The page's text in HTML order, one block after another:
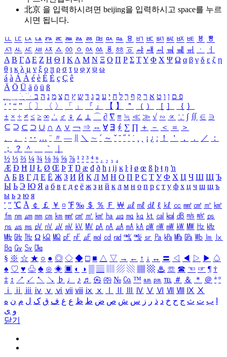
北京 을 입력하시려면 beijing을 입력하시고 space를 누르
시면 됩니다.
ㅥ ㅦ ㅧ ㅨ ㅩ ㅪ ㅫ ㅬ ㅭ ㅮ ㅯ ㅰ ㅱ ㅲ ㅳ ㅴ ㅵ ㅶ ㅷ ㅸ
ㅹ
ㅺ ㅻ ㅼ ㅽ ㅾ ㅿ ㆀ ㆁ ㆂ ㆃ ㆄ ㆅ ㆆ ㆇ ㆈ ㆉ ㆊ ㆋ ㆌ ㆍ
ㆎ
Α Β ΓΔ Ε Ζ Η Θ Ι ΚΛ Μ Ν Ξ Ο Π Ρ Σ ΤΥ Φ Χ Ψ Ω α β γ δ ε ζ η
θ ι κ λ μ ν ξ ο π ρ σ τ υ φ χ ψ ω
á à Á À é è É È ç Ç ê
Ä Ö Ü ä ö ü ß
ִֶֹ ֻּ ׁׂ פ ם ן ו ט א ר ק ף ך ל ח י ע כ ג ד ש ץ ת צ מ נ ה ב
‘ ’ “ ” 〔 〕 〈 〉 「 」 『 』 【 】 ＂ （ ） ［ ］ ｛ ｝
± × ÷ ≠ ≤ ≥ ∞ ∴ ♂ ♀ ∠ ⊥ ⌒ ∂ ∇ ≡ ≒ ≪ ≫ √ ∽ ∝ ∵ ∫ ∬ ∈ ∋
⊆ ⊇ ⊂ ⊃ ∪ ∩ ∧ ∨ ￢ ⇒ ⇔ ∀ ∃ ∮ ∑ ∏ ＋ － ＜ ＝
＞
、
。 · ‥ … ¨ 〃 ― ＼ ∼ ´ ～ ˇ ˘ ˝ ˚ ˙ ¸ ¡ ¿ ː ！ ＇ ， ． ／
：
；
？ ＾ ｀
½ ⅓ ⅔ ¼ ¾ ⅛ ⅜ ⅝ ⅞ ¹ ² ³ ⁴ ⁿ ₁ ₂ ₃ ₄
Æ Ð Ħ Ĳ Ł Ø Œ Þ Ŧ Ŋ æ đ ð ħ ı ĳ ĸ ŀ ł ø œ ß þ ŧ ŋ ŉ
А Б В Г Д Е Ё Ж З И Й К Л М Н О П Р С Т У Ф Х Ц Ч Ш Щ Ъ
Ы Ь Э Ю Я а б в г д е ё ж з и й к л м н о п р с т у ф х ц ч ш щ ъ
ы ь э ю я
′ ″ ℃ Å ￠ ￡ ￥ ¤ ℉ ‰ ＄ ％ Ｆ ￦ ㎕ ㎖ ㎗ ℓ ㎘ ㏄ ㎣ ㎤ ㎥ ㎦
㎙ ㎚ ㎛ ㎜ ㎝ ㎞ ㎟ ㎠ ㎡ ㎢ ㏊ ㎍ ㎎ ㎏ ㏏ ㎈ ㎉ ㏈ ㎧ ㎨ ㎰
㎱ ㎲ ㎳ ㎴ ㎵ ㎶ ㎷ ㎸ ㎹ ㎀ ㎁ ㎂ ㎃ ㎄ ㎺ ㎻ ㎽ ㎾ ㎿ ㎐ ㎑
㎒ ㎓ ㎔ Ω ㏀ ㏁ ㎊ ㎋ ㎌ ㏖ ㏅ ㎭ ㎮ ㎯ ㏛ ㎩ ㎪ ㎫ ㎬ ㏝ ㏐
㏓
㏃ ㏉ ㏜ ㏆
§ ※ ☆ ★ ○ ● ◎ ◇ ◆ □ ■ △ ▽ → ← ↑ ↓ ↔ 〓 ◁ ◀ ▷ ▶ ♤
♠ ♡ ♥ ♧ ♣ ⊙ ◈ ▣ ◐ ◑ ▒ ▤ ▨ ▧ ▦ ▩ ♨ ☏ ☎ ☜ ☞ ¶ †
‡ ↕ ↗ ↙ ↖ ↘ ♭ ♩ ♪ ♬ ㉿ ㈜ № ㏇ ™ ㏂ ㏘ ℡ ＃ ＆ ＊ ＠ ª º
ⅰ
ⅱ ⅲ ⅳ ⅴ ⅵ ⅶ ⅷ ⅸ ⅹ Ⅳ Ⅴ Ⅵ Ⅶ Ⅷ Ⅸ Ⅹ
ب ت ث ج ح خ د ذ ر ز س ش ص ض ط ظ ع غ ف ق ک ل م ن ه
و ی
닫기